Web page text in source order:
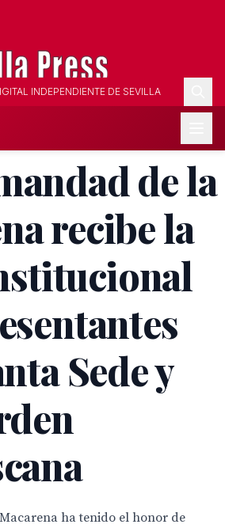
INDEPENDIENTE DE SEVILLA
de la
recibe la
Sede y
ha tenido el honor de